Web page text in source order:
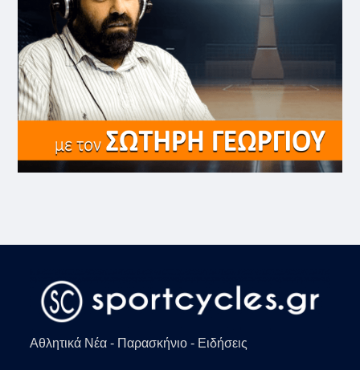
Αθλητικά Νέα - Παρασκήνιο - Ειδήσεις